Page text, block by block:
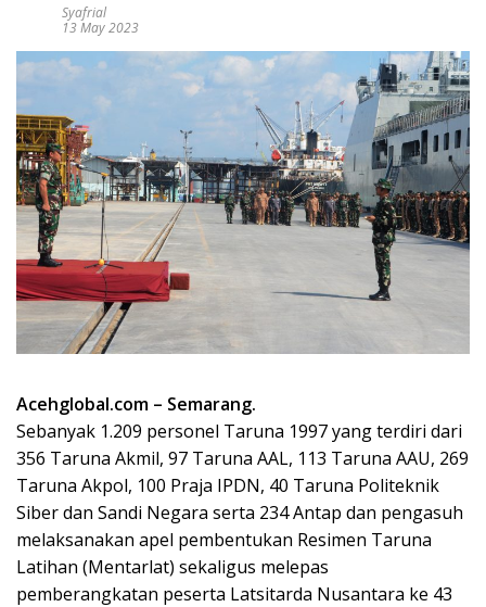
Syafrial
13 May 2023
Acehglobal.com – Semarang.
Sebanyak 1.209 personel Taruna 1997 yang terdiri dari
356 Taruna Akmil, 97 Taruna AAL, 113 Taruna AAU, 269
Taruna Akpol, 100 Praja IPDN, 40 Taruna Politeknik
Siber dan Sandi Negara serta 234 Antap dan pengasuh
melaksanakan apel pembentukan Resimen Taruna
Latihan (Mentarlat) sekaligus melepas
pemberangkatan peserta Latsitarda Nusantara ke 43